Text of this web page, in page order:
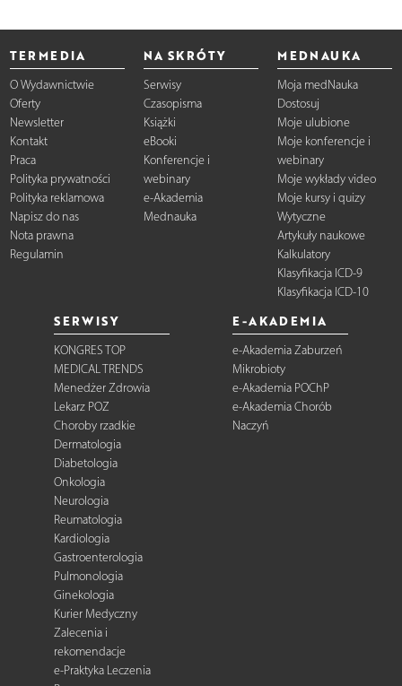
TERMEDIA
O Wydawnictwie
Oferty
Newsletter
Kontakt
Praca
Polityka prywatności
Polityka reklamowa
Napisz do nas
Nota prawna
Regulamin
NA SKRÓTY
Serwisy
Czasopisma
Książki
eBooki
Konferencje i
webinary
e-Akademia
Mednauka
MEDNAUKA
Moja medNauka
Dostosuj
Moje ulubione
Moje konferencje i
webinary
Moje wykłady video
Moje kursy i quizy
Wytyczne
Artykuły naukowe
Kalkulatory
Klasyfikacja ICD-9
Klasyfikacja ICD-10
SERWISY
KONGRES TOP
MEDICAL TRENDS
Menedżer Zdrowia
Lekarz POZ
Choroby rzadkie
Dermatologia
Diabetologia
Onkologia
Neurologia
Reumatologia
Kardiologia
Gastroenterologia
Pulmonologia
Ginekologia
Kurier Medyczny
Zalecenia i
rekomendacje
e-Praktyka Leczenia
E-AKADEMIA
e-Akademia Zaburzeń
Mikrobioty
e-Akademia POChP
e-Akademia Chorób
Naczyń